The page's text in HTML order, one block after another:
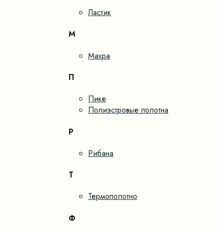
Ластик
М
Махра
П
Пике
Полиэстровые полотна
Р
Рибана
Т
Термополотно
Ф